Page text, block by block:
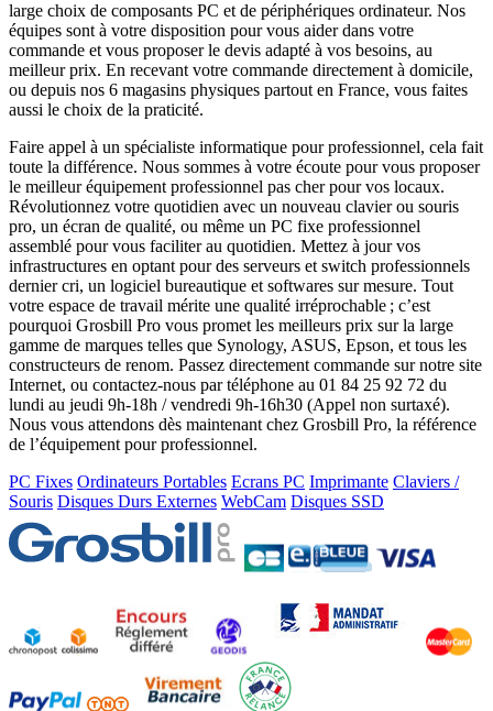
large choix de composants PC et de périphériques ordinateur. Nos
équipes sont à votre disposition pour vous aider dans votre
commande et vous proposer le devis adapté à vos besoins, au
meilleur prix. En recevant votre commande directement à domicile,
ou depuis nos 6 magasins physiques partout en France, vous faites
aussi le choix de la praticité.
Faire appel à un spécialiste informatique pour professionnel, cela fait
toute la différence. Nous sommes à votre écoute pour vous proposer
le meilleur équipement professionnel pas cher pour vos locaux.
Révolutionnez votre quotidien avec un nouveau clavier ou souris
pro, un écran de qualité, ou même un PC fixe professionnel
assemblé pour vous faciliter au quotidien. Mettez à jour vos
infrastructures en optant pour des serveurs et switch professionnels
dernier cri, un logiciel bureautique et softwares sur mesure. Tout
votre espace de travail mérite une qualité irréprochable ; c’est
pourquoi Grosbill Pro vous promet les meilleurs prix sur la large
gamme de marques telles que Synology, ASUS, Epson, et tous les
constructeurs de renom. Passez directement commande sur notre site
Internet, ou contactez-nous par téléphone au 01 84 25 92 72 du
lundi au jeudi 9h-18h / vendredi 9h-16h30 (Appel non surtaxé).
Nous vous attendons dès maintenant chez Grosbill Pro, la référence
de l’équipement pour professionnel.
PC Fixes Ordinateurs Portables Ecrans PC Imprimante Claviers /
Souris Disques Durs Externes WebCam Disques SSD